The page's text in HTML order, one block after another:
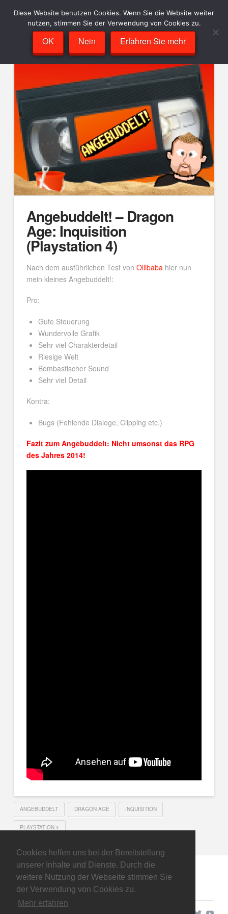
Cookies helfen uns bei der Bereitstellung
unserer Inhalte und Dienste. Durch die
weitere Nutzung der Webseite stimmen Sie
der Verwendung von Cookies zu.
Mehr erfahren
Angebuddelt! – Dragon
Age: Inquisition
(Playstation 4)
Nach dem ausführlichen Test von Ollibabahier nun
mein kleines Angebuddelt!:
Pro:
Gute Steuerung
Wundervolle Grafik
Sehr viel Charakterdetail
Riesige Welt
Bombastischer Sound
Sehr viel Detail
Kontra:
Bugs (Fehlende Dialoge, Clipping etc.)
Fazit zum Angebuddelt: Nicht umsonst das RPG
des Jahres 2014!
ANGEBUDDELT DRAGON AGE INQUISITION
PLAYSTATION 4
Diese Website benutzen Cookies. Wenn Sie die Website weiter
nutzen, stimmen Sie der Verwendung von Cookies zu.
OK Nein Erfahren Sie mehr